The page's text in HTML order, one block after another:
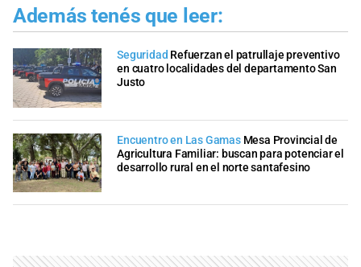
Además tenés que leer:
Seguridad Refuerzan el patrullaje preventivo
en cuatro localidades del departamento San
Justo
Encuentro en Las Gamas Mesa Provincial de
Agricultura Familiar: buscan para potenciar el
desarrollo rural en el norte santafesino